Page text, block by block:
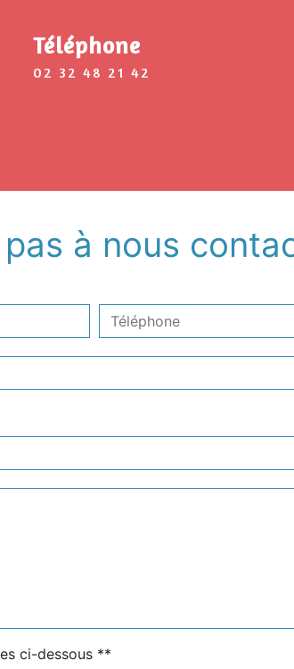
Téléphone
02 32 48 21 42
à nous
ci-dessous **